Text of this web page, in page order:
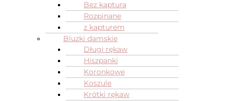
Bez kaptura
Rozpinane
z kapturem
Bluzki damskie
Długi rękaw
Hiszpanki
Koronkowe
Koszule
Krótki rękaw